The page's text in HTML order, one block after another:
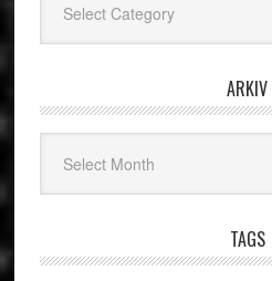
ARKIV
TAGS